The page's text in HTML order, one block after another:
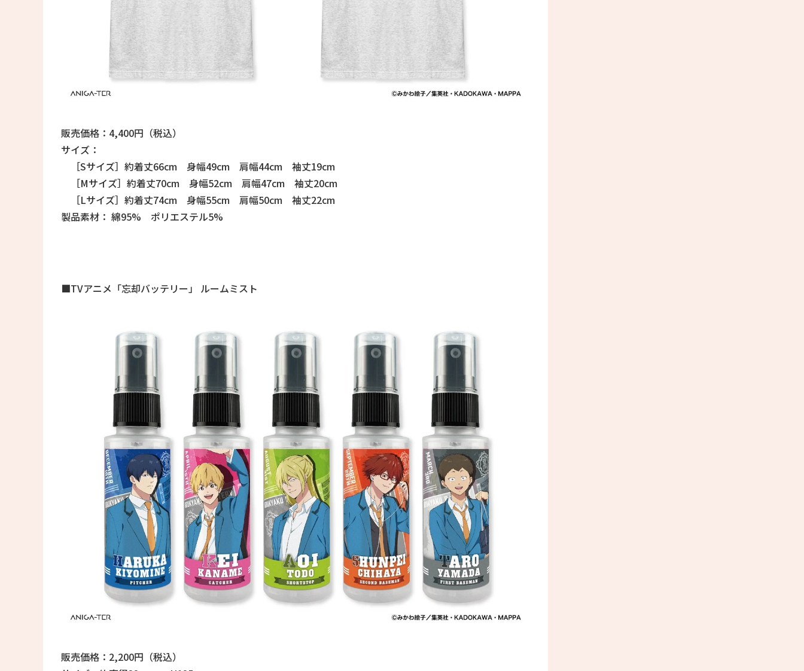
販売価格：4,400円（税込）
サイズ：
［Sサイズ］約着丈66cm 身幅49cm 肩幅44cm 袖丈19cm
［Mサイズ］約着丈70cm 身幅52cm 肩幅47cm 袖丈20cm
［Lサイズ］約着丈74cm 身幅55cm 肩幅50cm 袖丈22cm
製品素材： 綿95% ポリエステル5%
■TVアニメ「忘却バッテリー」 ルームミスト
販売価格：2,200円（税込）